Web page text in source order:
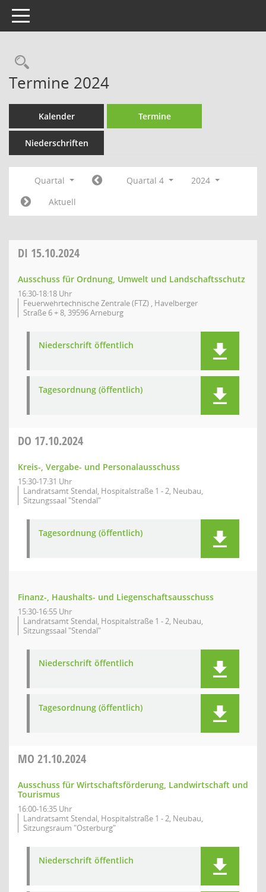
Toggle navigation
Rechercheauswahl
Termine 2024
Kalender Termine
Niederschriften
Quartal Quartal 4
2024
Aktuell
DI 15.10.2024
Ausschuss für Ordnung, Umwelt und Landschaftsschutz
16:30-18:18 Uhr
Feuerwehrtechnische Zentrale (FTZ) , Havelberger
Straße 6 + 8, 39596 Arneburg
Niederschrift öffentlich
Tagesordnung (öffentlich)
DO 17.10.2024
Kreis-, Vergabe- und Personalausschuss
15:30-17:31 Uhr
Landratsamt Stendal, Hospitalstraße 1 - 2, Neubau,
Sitzungssaal "Stendal"
Tagesordnung (öffentlich)
Finanz-, Haushalts- und Liegenschaftsausschuss
15:30-16:55 Uhr
Landratsamt Stendal, Hospitalstraße 1 - 2, Neubau,
Sitzungssaal "Stendal"
Niederschrift öffentlich
Tagesordnung (öffentlich)
MO 21.10.2024
Ausschuss für Wirtschaftsförderung, Landwirtschaft und
Tourismus
16:00-16:35 Uhr
Landratsamt Stendal, Hospitalstraße 1 - 2, Neubau,
Sitzungsraum "Osterburg"
Niederschrift öffentlich